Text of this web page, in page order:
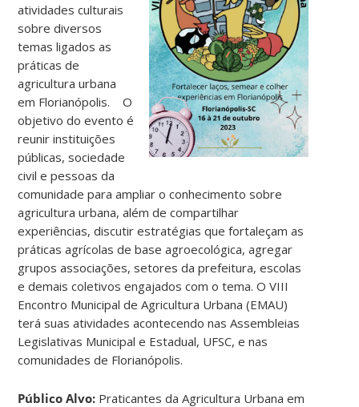
atividades culturais
sobre diversos
temas ligados as
práticas de
agricultura urbana
em Florianópolis. O
objetivo do evento é
reunir instituições
públicas, sociedade
civil e pessoas da
comunidade para ampliar o conhecimento sobre
agricultura urbana, além de compartilhar
experiências, discutir estratégias que fortaleçam as
práticas agrícolas de base agroecológica, agregar
grupos associações, setores da prefeitura, escolas
e demais coletivos engajados com o tema. O VIII
Encontro Municipal de Agricultura Urbana (EMAU)
terá suas atividades acontecendo nas Assembleias
Legislativas Municipal e Estadual, UFSC, e nas
comunidades de Florianópolis.
Público Alvo: Praticantes da Agricultura Urbana em